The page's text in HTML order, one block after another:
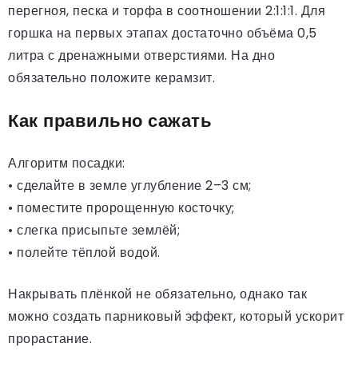
перегноя, песка и торфа в соотношении 2:1:1:1. Для
горшка на первых этапах достаточно объёма 0,5
литра с дренажными отверстиями. На дно
обязательно положите керамзит.
Как правильно сажать
Алгоритм посадки:
• сделайте в земле углубление 2–3 см;
• поместите пророщенную косточку;
• слегка присыпьте землёй;
• полейте тёплой водой.
Накрывать плёнкой не обязательно, однако так
можно создать парниковый эффект, который ускорит
прорастание.